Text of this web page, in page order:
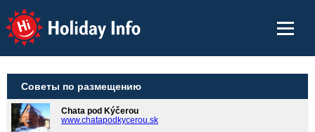
Holiday Info
Советы по размещению
Chata pod Kýčerou
www.chatapodkycerou.sk